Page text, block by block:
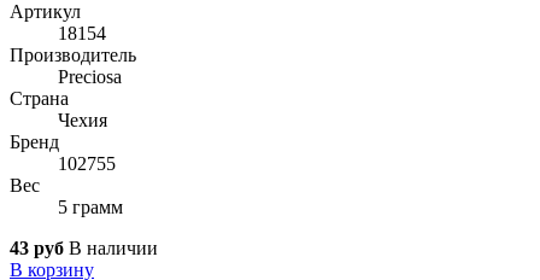
Артикул
18154
Производитель
Preciosa
Страна
Чехия
Бренд
102755
Вес
5 грамм
43 руб В наличии
В корзину